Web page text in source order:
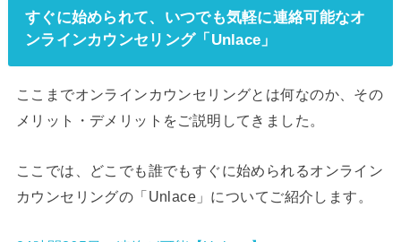
すぐに始められて、いつでも気軽に連絡可能なオ
ンラインカウンセリング「Unlace」
ここまでオンラインカウンセリングとは何なのか、その
メリット・デメリットをご説明してきました。
ここでは、どこでも誰でもすぐに始められるオンライン
カウンセリングの「Unlace」についてご紹介します。